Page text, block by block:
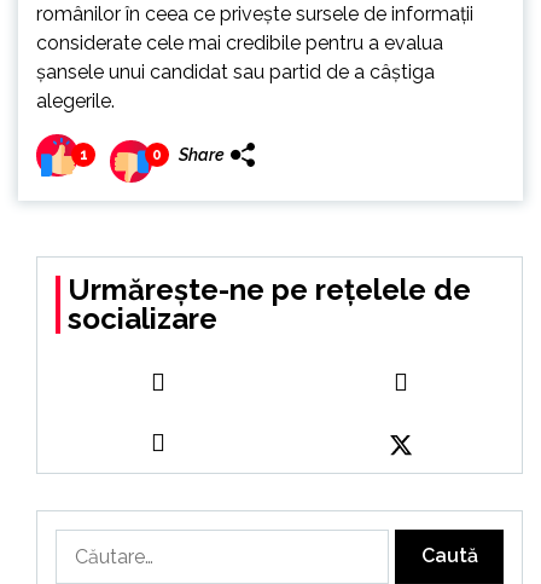
românilor în ceea ce privește sursele de informații
considerate cele mai credibile pentru a evalua
șansele unui candidat sau partid de a câștiga
alegerile.
1 0 Share
Urmărește-ne pe rețelele de
socializare
după: